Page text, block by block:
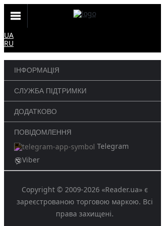
UA
RU
ІНФОРМАЦІЯ
СЛУЖБА ПІДТРИМКИ
ДОДАТКОВО
ПОВІДОМЛЕННЯ
Telegram
Viber
Copyright © 2009-2026 «Reader.ua» є
зареєстрованою торговою маркою. Всі
права захищені.